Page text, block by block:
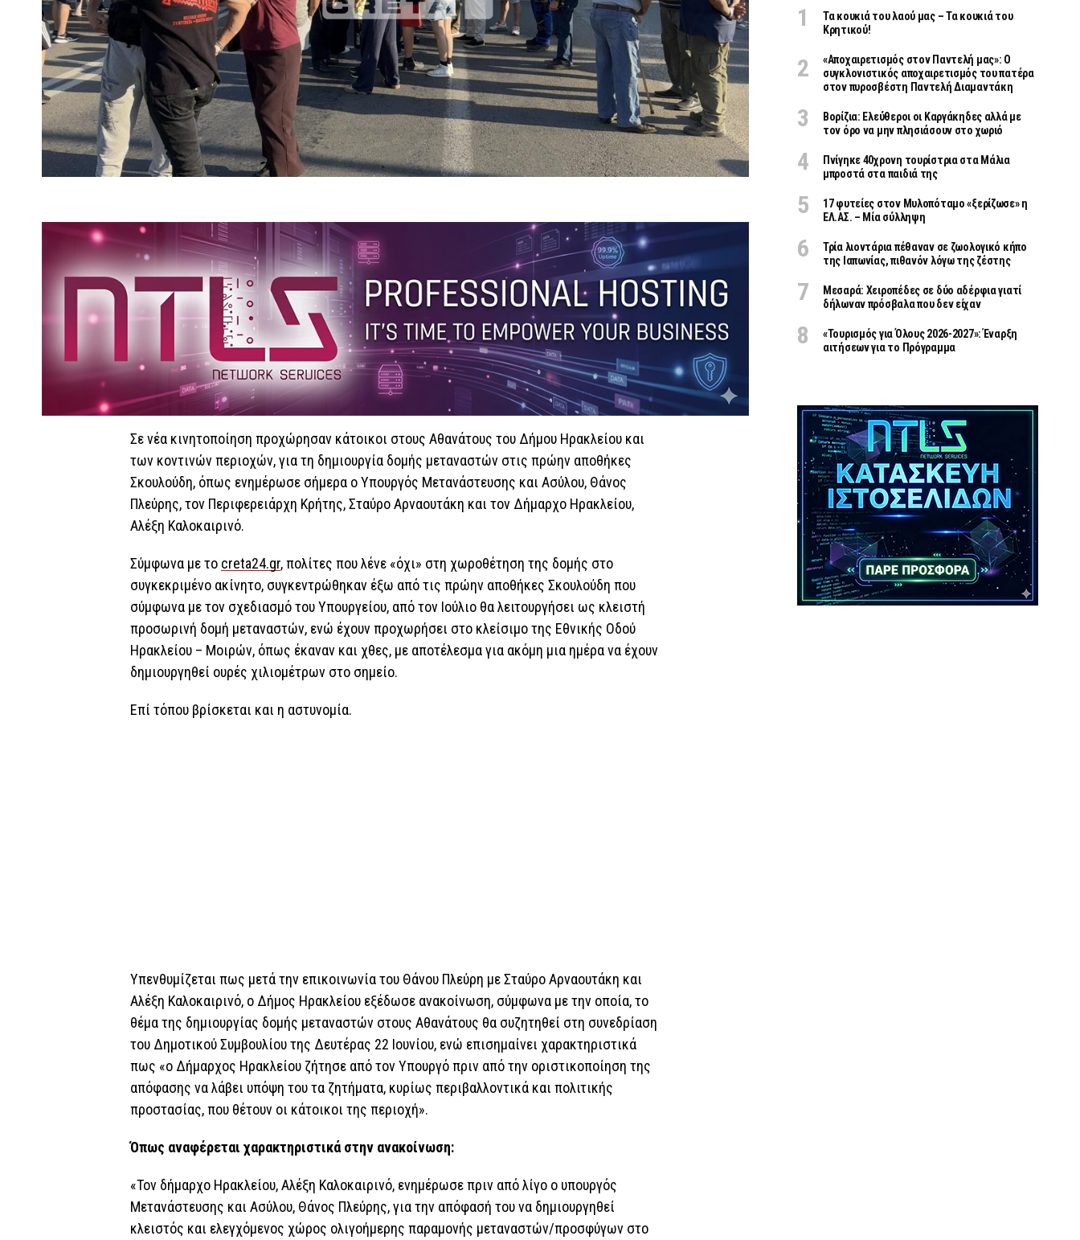
Σε νέα κινητοποίηση προχώρησαν κάτοικοι στους Αθανάτους του Δήμου Ηρακλείου και
των κοντινών περιοχών, για τη δημιουργία δομής μεταναστών στις πρώην αποθήκες
Σκουλούδη, όπως ενημέρωσε σήμερα ο Υπουργός Μετανάστευσης και Ασύλου, Θάνος
Πλεύρης, τον Περιφερειάρχη Κρήτης, Σταύρο Αρναουτάκη και τον Δήμαρχο Ηρακλείου,
Αλέξη Καλοκαιρινό.
Σύμφωνα με το creta24.gr, πολίτες που λένε «όχι» στη χωροθέτηση της δομής στο
συγκεκριμένο ακίνητο, συγκεντρώθηκαν έξω από τις πρώην αποθήκες Σκουλούδη που
σύμφωνα με τον σχεδιασμό του Υπουργείου, από τον Ιούλιο θα λειτουργήσει ως κλειστή
προσωρινή δομή μεταναστών, ενώ έχουν προχωρήσει στο κλείσιμο της Εθνικής Οδού
Ηρακλείου – Μοιρών, όπως έκαναν και χθες, με αποτέλεσμα για ακόμη μια ημέρα να έχουν
δημιουργηθεί ουρές χιλιομέτρων στο σημείο.
Επί τόπου βρίσκεται και η αστυνομία.
Υπενθυμίζεται πως μετά την επικοινωνία του Θάνου Πλεύρη με Σταύρο Αρναουτάκη και
Αλέξη Καλοκαιρινό, ο Δήμος Ηρακλείου εξέδωσε ανακοίνωση, σύμφωνα με την οποία, το
θέμα της δημιουργίας δομής μεταναστών στους Αθανάτους θα συζητηθεί στη συνεδρίαση
του Δημοτικού Συμβουλίου της Δευτέρας 22 Ιουνίου, ενώ επισημαίνει χαρακτηριστικά
πως «ο Δήμαρχος Ηρακλείου ζήτησε από τον Υπουργό πριν από την οριστικοποίηση της
απόφασης να λάβει υπόψη του τα ζητήματα, κυρίως περιβαλλοντικά και πολιτικής
προστασίας, που θέτουν οι κάτοικοι της περιοχή».
Όπως αναφέρεται χαρακτηριστικά στην ανακοίνωση:
«Τον δήμαρχο Ηρακλείου, Αλέξη Καλοκαιρινό, ενημέρωσε πριν από λίγο ο υπουργός
Μετανάστευσης και Ασύλου, Θάνος Πλεύρης, για την απόφασή του να δημιουργηθεί
κλειστός και ελεγχόμενος χώρος ολιγοήμερης παραμονής μεταναστών/προσφύγων στο
Τα κουκιά του λαού μας – Τα κουκιά του
Κρητικού!
«Aποχαιρετισμός στον Παντελή μας»: Ο
συγκλονιστικός αποχαιρετισμός του πατέρα
στον πυροσβέστη Παντελή Διαμαντάκη
Βορίζια: Ελεύθεροι οι Καργάκηδες αλλά με
τον όρο να μην πλησιάσουν στο χωριό
Πνίγηκε 40χρονη τουρίστρια στα Μάλια
μπροστά στα παιδιά της
17 φυτείες στον Μυλοπόταμο «ξερίζωσε» η
ΕΛ.ΑΣ. – Μία σύλληψη
Τρία λιοντάρια πέθαναν σε ζωολογικό κήπο
της Ιαπωνίας, πιθανόν λόγω της ζέστης
Μεσαρά: Χειροπέδες σε δύο αδέρφια γιατί
δήλωναν πρόσβαλα που δεν είχαν
«Τουρισμός για Όλους 2026-2027»: Έναρξη
αιτήσεων για το Πρόγραμμα